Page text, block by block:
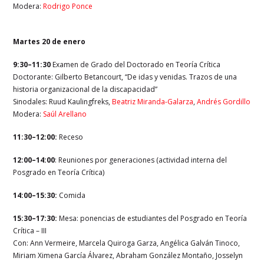
Modera:Rodrigo Ponce
Martes 20 de enero
9:30–11:30 Examen de Grado del Doctorado en Teoría Crítica
Doctorante: Gilberto Betancourt, “De idas y venidas. Trazos de una
historia organizacional de la discapacidad”
Sinodales: Ruud Kaulingfreks,Beatriz Miranda-Galarza,Andrés Gordillo
Modera: Saúl Arellano
11:30–12:00: Receso
12:00–14:00: Reuniones por generaciones (actividad interna del
Posgrado en Teoría Crítica)
14:00–15:30: Comida
15:30–17:30: Mesa: ponencias de estudiantes del Posgrado en Teoría
Crítica – III
Con: Ann Vermeire, Marcela Quiroga Garza, Angélica Galván Tinoco,
Miriam Ximena García Álvarez, Abraham González Montaño, Josselyn